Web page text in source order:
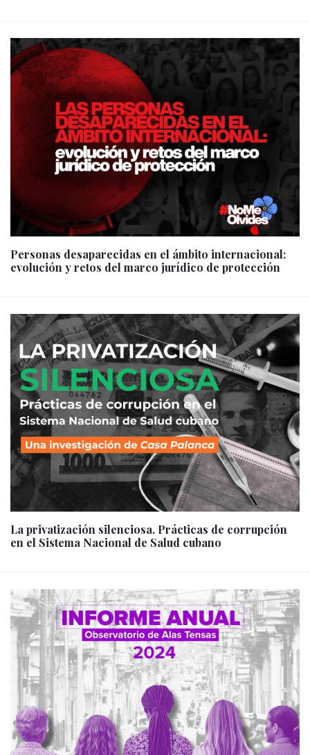
Personas desaparecidas en el ámbito internacional:
evolución y retos del marco jurídico de protección
La privatización silenciosa. Prácticas de corrupción
en el Sistema Nacional de Salud cubano